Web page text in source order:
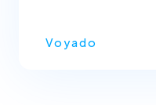
Voyado